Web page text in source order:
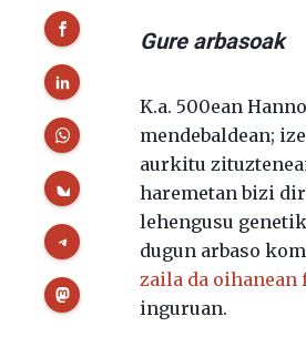
Gure arbasoak
K.a. 500ean
mendebaldean;
aurkitu
haremetan bizi
lehengusu
dugun arbaso
zaila da
inguruan.